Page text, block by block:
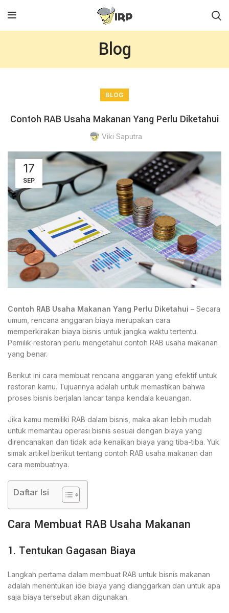
Blog
BLOG
Contoh RAB Usaha Makanan Yang Perlu Diketahui
Viki Saputra
17
SEP
Contoh RAB Usaha Makanan Yang Perlu Diketahui – Secara
umum, rencana anggaran biaya merupakan cara
memperkirakan biaya bisnis untuk jangka waktu tertentu.
Pemilik restoran perlu mengetahui contoh RAB usaha makanan
yang benar.
Berikut ini cara membuat rencana anggaran yang efektif untuk
restoran kamu. Tujuannya adalah untuk memastikan bahwa
proses bisnis berjalan lancar tanpa kendala keuangan.
Jika kamu memiliki RAB dalam bisnis, maka akan lebih mudah
untuk memantau operasi bisnis sesuai dengan biaya yang
direncanakan dan tidak ada kenaikan biaya yang tiba-tiba. Yuk
simak artikel berikut tentang contoh RAB usaha makanan dan
cara membuatnya.
Daftar Isi
Cara Membuat RAB Usaha Makanan
1. Tentukan Gagasan Biaya
Langkah pertama dalam membuat RAB untuk bisnis makanan
adalah menentukan ide biaya yang dianggarkan dan untuk apa
saja biaya tersebut akan digunakan.